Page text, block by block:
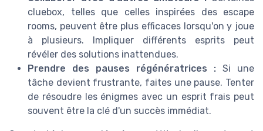
cluebox, telles que celles inspirées des escape
rooms, peuvent être plus efficaces lorsqu'on y joue
à plusieurs. Impliquer différents esprits peut
révéler des solutions inattendues.
Prendre des pauses régénératrices : Si une
tâche devient frustrante, faites une pause. Tenter
de résoudre les énigmes avec un esprit frais peut
souvent être la clé d'un succès immédiat.